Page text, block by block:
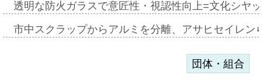
透明な防火ガラスで意匠性・視認性向上=文化シヤ
市中スクラップからアルミを分離、アサヒセイレ
団体・組合